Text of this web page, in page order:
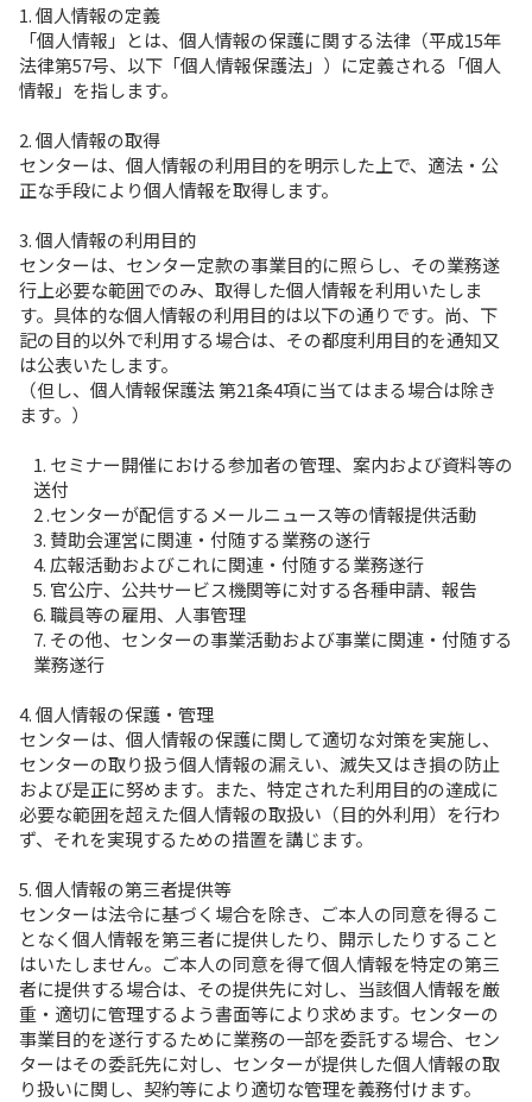
1. 個人情報の定義
「個人情報」とは、個人情報の保護に関する法律（平成15年
法律第57号、以下「個人情報保護法」）に定義される「個人
情報」を指します。
2. 個人情報の取得
センターは、個人情報の利用目的を明示した上で、適法・公
正な手段により個人情報を取得します。
3. 個人情報の利用目的
センターは、センター定款の事業目的に照らし、その業務遂
行上必要な範囲でのみ、取得した個人情報を利用いたしま
す。具体的な個人情報の利用目的は以下の通りです。尚、下
記の目的以外で利用する場合は、その都度利用目的を通知又
は公表いたします。
（但し、個人情報保護法 第21条4項に当てはまる場合は除き
ます。）
1. セミナー開催における参加者の管理、案内および資料等の
送付
2 .センターが配信するメールニュース等の情報提供活動
3. 賛助会運営に関連・付随する業務の遂行
4. 広報活動およびこれに関連・付随する業務遂行
5. 官公庁、公共サービス機関等に対する各種申請、報告
6. 職員等の雇用、人事管理
7. その他、センターの事業活動および事業に関連・付随する
業務遂行
4. 個人情報の保護・管理
センターは、個人情報の保護に関して適切な対策を実施し、
センターの取り扱う個人情報の漏えい、滅失又はき損の防止
および是正に努めます。また、特定された利用目的の達成に
必要な範囲を超えた個人情報の取扱い（目的外利用）を行わ
ず、それを実現するための措置を講じます。
5. 個人情報の第三者提供等
センターは法令に基づく場合を除き、ご本人の同意を得るこ
となく個人情報を第三者に提供したり、開示したりすること
はいたしません。ご本人の同意を得て個人情報を特定の第三
者に提供する場合は、その提供先に対し、当該個人情報を厳
重・適切に管理するよう書面等により求めます。センターの
事業目的を遂行するために業務の一部を委託する場合、セン
ターはその委託先に対し、センターが提供した個人情報の取
り扱いに関し、契約等により適切な管理を義務付けます。